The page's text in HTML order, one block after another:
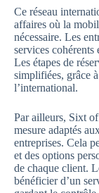
Ce réseau
affaires où la
nécessaire. Les
services
Les étapes de
simplifiées, grâce
l’international.
Par ailleurs, Sixt
mesure adaptés
entreprises. Cela
et des options
de chaque client.
bénéficier d’un